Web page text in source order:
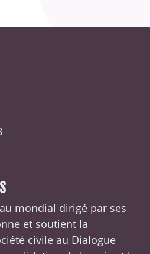
mondial dirigé par ses
et soutient la
civile au Dialogue